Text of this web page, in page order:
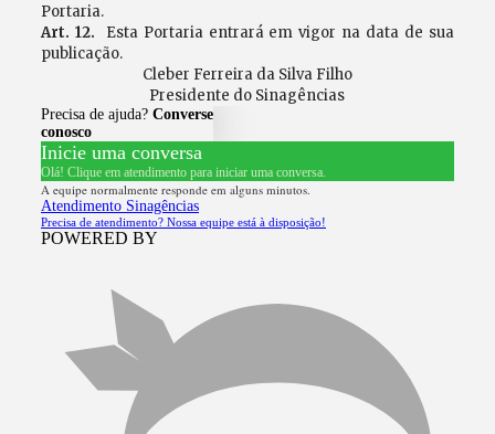
Portaria.
Art. 12. Esta Portaria entrará em vigor na data de sua
publicação.
Cleber Ferreira da Silva Filho
Presidente do Sinagências